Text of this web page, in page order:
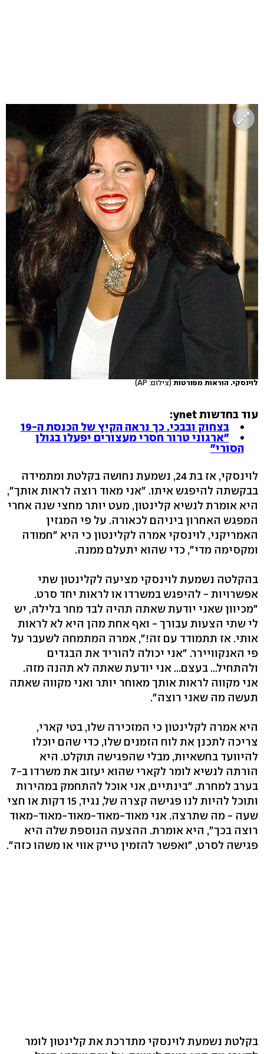
לוינסקי. הוראות מפורטות (צילום: AP)
עוד בחדשות ynet:
בצחוק ובבכי. כך נראה הקיץ של הכנסת ה-19
"ארגוני טרור חסרי מעצורים יפעלו בגולן
הסורי"
לוינסקי, אז בת 24, נשמעת נחושה בקלטת ומתמידה
בבקשתה להיפגש איתו. "אני מאוד רוצה לראות אותך",
היא אומרת לנשיא קלינטון, מעט יותר מחצי שנה אחרי
המפגש האחרון ביניהם לכאורה. על פי המגזין
האמריקני, לוינסקי אמרה לקלינטון כי היא "חמודה
ומקסימה מדי", כדי שהוא יתעלם ממנה.
בהקלטה נשמעת לוינסקי מציעה לקלינטון שתי
אפשרויות - להיפגש במשרדו או לראות יחד סרט.
"מכיוון שאני יודעת שאתה תהיה לבד מחר בלילה, יש
לי שתי הצעות עבורך - ואף אחת מהן היא לא לראות
אותי. אז תתמודד עם זה!", אמרה המתמחה לשעבר על
פי האנקוויירר. "אני יכולה להוריד את הבגדים
ולהתחיל... בעצם... אני יודעת שאתה לא תהנה מזה.
אני מקווה לראות אותך מאוחר יותר ואני מקווה שאתה
תעשה מה שאני רוצה".
היא אמרה לקלינטון כי המזכירה שלו, בטי קארי,
צריכה לתכנן את לוח הזמנים שלו, כדי שהם יוכלו
להיוועד בחשאיות, מבלי שהפגישה תוקלט. היא
הורתה לנשיא לומר לקארי שהוא יעזוב את משרדו ב-7
בערב למחרת. "בינתיים, אני אוכל להתחמק במהירות
ותוכל להיות לנו פגישה קצרה של, נגיד, 15 דקות או חצי
שעה - מה שתרצה. אני מאוד-מאוד-מאוד-מאוד-מאוד
רוצה בכך", היא אומרת. ההצעה הנוספת שלה היא
פגישה לסרט, "ואפשר להזמין טייק אווי או משהו כזה".
בקלטת נשמעת לוינסקי מתדרכת את קלינטון לומר